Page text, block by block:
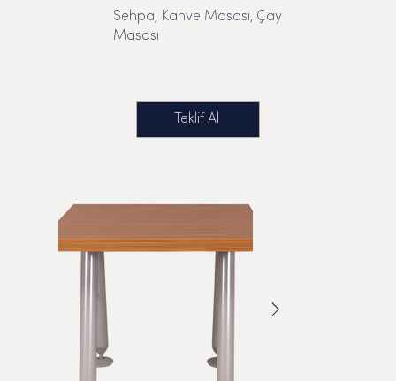
Sehpa, Kahve Masası, Çay
Masası
Teklif Al